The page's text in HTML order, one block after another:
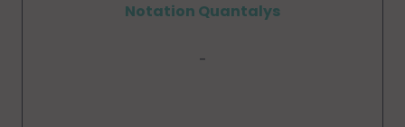
Notation Quantalys
-